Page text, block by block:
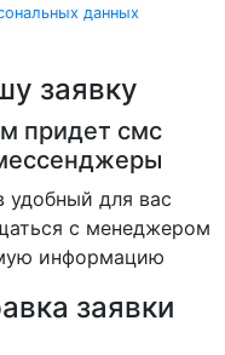
данных
заявку
придет смс
удобный для вас
с менеджером
информацию
заявки